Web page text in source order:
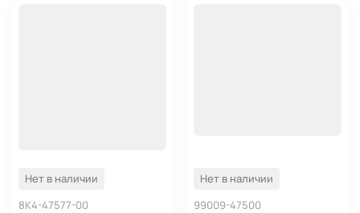
Нет в наличии
8K4-47577-00
Нет в наличии
99009-47500